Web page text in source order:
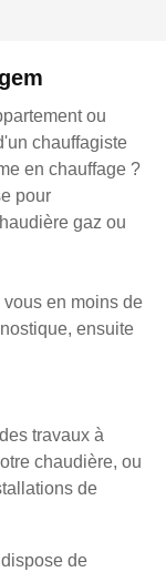
ou
chauffagiste
en chauffage ?
pour
gaz ou
en moins de
ensuite
travaux à
chaudière, ou
de
de